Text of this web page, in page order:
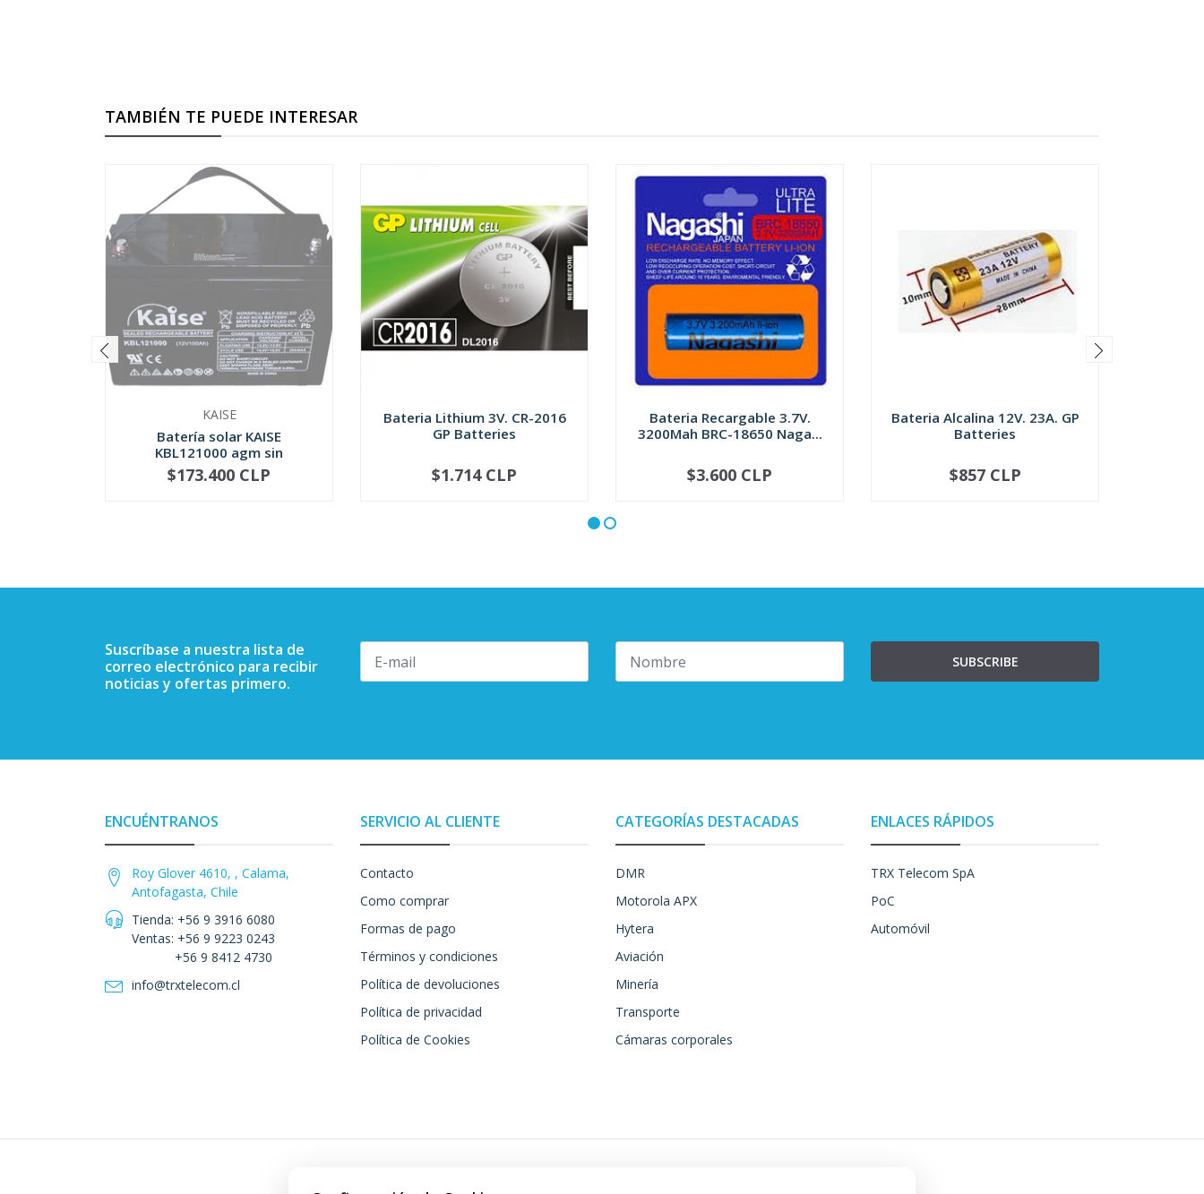
TAMBIÉN TE PUEDE INTERESAR
KAISE
Batería solar KAISE
KBL121000 agm sin
mantenimi...
NO DISPONIBLE
$173.400 CLP
Bateria Lithium 3V. CR-2016
GP Batteries
+
$1.714 CLP
Bateria Recargable 3.7V.
3200Mah BRC-18650 Naga...
+
$3.600 CLP
Bateria Alcalina 12V. 23A. GP
Batteries
+
$857 CLP
Suscríbase a nuestra lista de
correo electrónico para recibir
noticias y ofertas primero.
SUBSCRIBE
ENCUÉNTRANOS
Roy Glover 4610, , Calama,
Antofagasta, Chile
Tienda: +56 9 3916 6080
Ventas: +56 9 9223 0243
+56 9 8412 4730
info@trxtelecom.cl
SERVICIO AL CLIENTE
Contacto
Como comprar
Formas de pago
Términos y condiciones
Política de devoluciones
Política de privacidad
Política de Cookies
CATEGORÍAS DESTACADAS
DMR
Motorola APX
Hytera
Aviación
Minería
Transporte
Cámaras corporales
ENLACES RÁPIDOS
TRX Telecom SpA
PoC
Automóvil